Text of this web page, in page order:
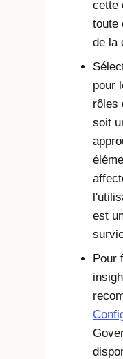
cette
toute
de la
pour
rôles
soit
est
Pour